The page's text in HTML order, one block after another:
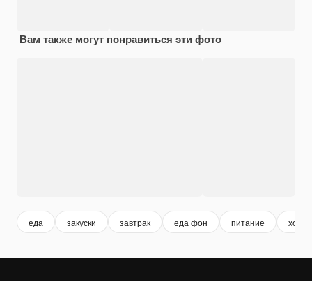
Вам также могут понравиться эти фото
еда закуски завтрак еда фон питание хот-